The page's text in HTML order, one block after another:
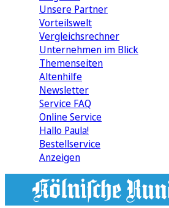
Unsere Partner
Vorteilswelt
Vergleichsrechner
Unternehmen im Blick
Themenseiten
Altenhilfe
Newsletter
Service FAQ
Online Service
Hallo Paula!
Bestellservice
Anzeigen